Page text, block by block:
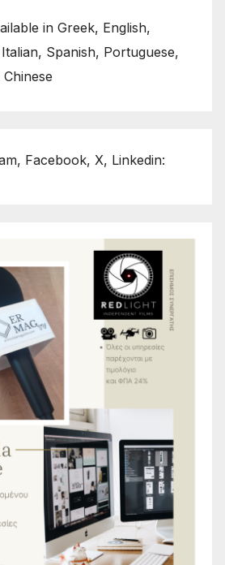
in Greek, English,
Spanish, Portuguese,
Facebook, X, Linkedin: